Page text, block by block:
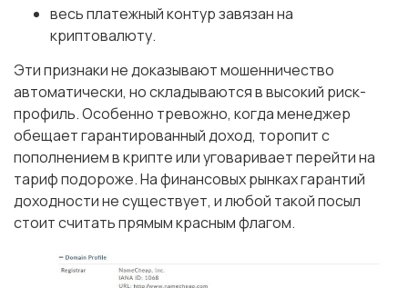
весь платежный контур завязан на
криптовалюту.
Эти признаки не доказывают мошенничество
автоматически, но складываются в высокий риск-
профиль. Особенно тревожно, когда менеджер
обещает гарантированный доход, торопит с
пополнением в крипте или уговаривает перейти на
тариф подороже. На финансовых рынках гарантий
доходности не существует, и любой такой посыл
стоит считать прямым красным флагом.